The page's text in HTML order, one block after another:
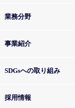
業務分野
事業紹介
SDGsへの取り組み
採用情報